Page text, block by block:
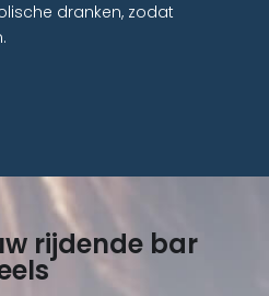
dranken, zodat
rijdende bar